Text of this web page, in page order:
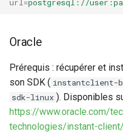
Oracle
Prérequis : récupérer et
son SDK ( instantclient-
sdk-linux ). Disponibles
https://www.oracle.com/
technologies/instant-